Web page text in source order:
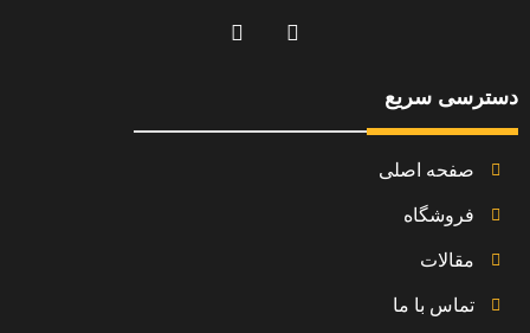
دسترسی سریع
صفحه اصلی
فروشگاه
مقالات
تماس با ما